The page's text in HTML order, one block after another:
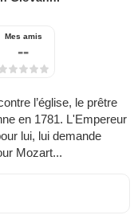
Mes amis
--
l’église, le prêtre
en 1781. L'Empereur
lui, lui demande
Mozart...